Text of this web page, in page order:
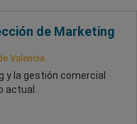
de Marketing
Valencia
y la gestión comercial